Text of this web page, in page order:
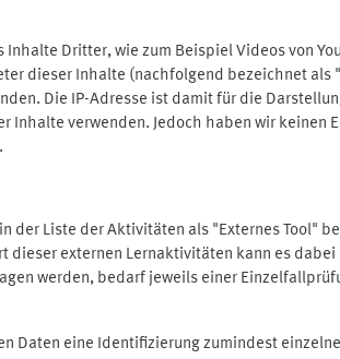
Dritter, wie zum Beispiel Videos von
dieser Inhalte (nachfolgend bezeichnet
Die IP-Adresse ist damit für die
verwenden. Jedoch haben wir
Liste der Aktivitäten als "Externes Tool"
externen Lernaktivitäten kann es
werden, bedarf jeweils einer
Daten eine Identifizierung zumindest